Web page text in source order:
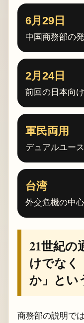
6月29日
中国商務部の
2月24日
前回の日本向
軍民両用
デュアルユー
台湾
外交危機の中
21世紀の
けでなく
か」とい
商務部の説明で